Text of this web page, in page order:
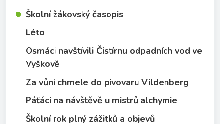
Školní žákovský časopis
Léto
Osmáci navštívili Čistírnu odpadních vod ve
Vyškově
Za vůní chmele do pivovaru Vildenberg
Páťáci na návštěvě u mistrů alchymie
Školní rok plný zážitků a objevů